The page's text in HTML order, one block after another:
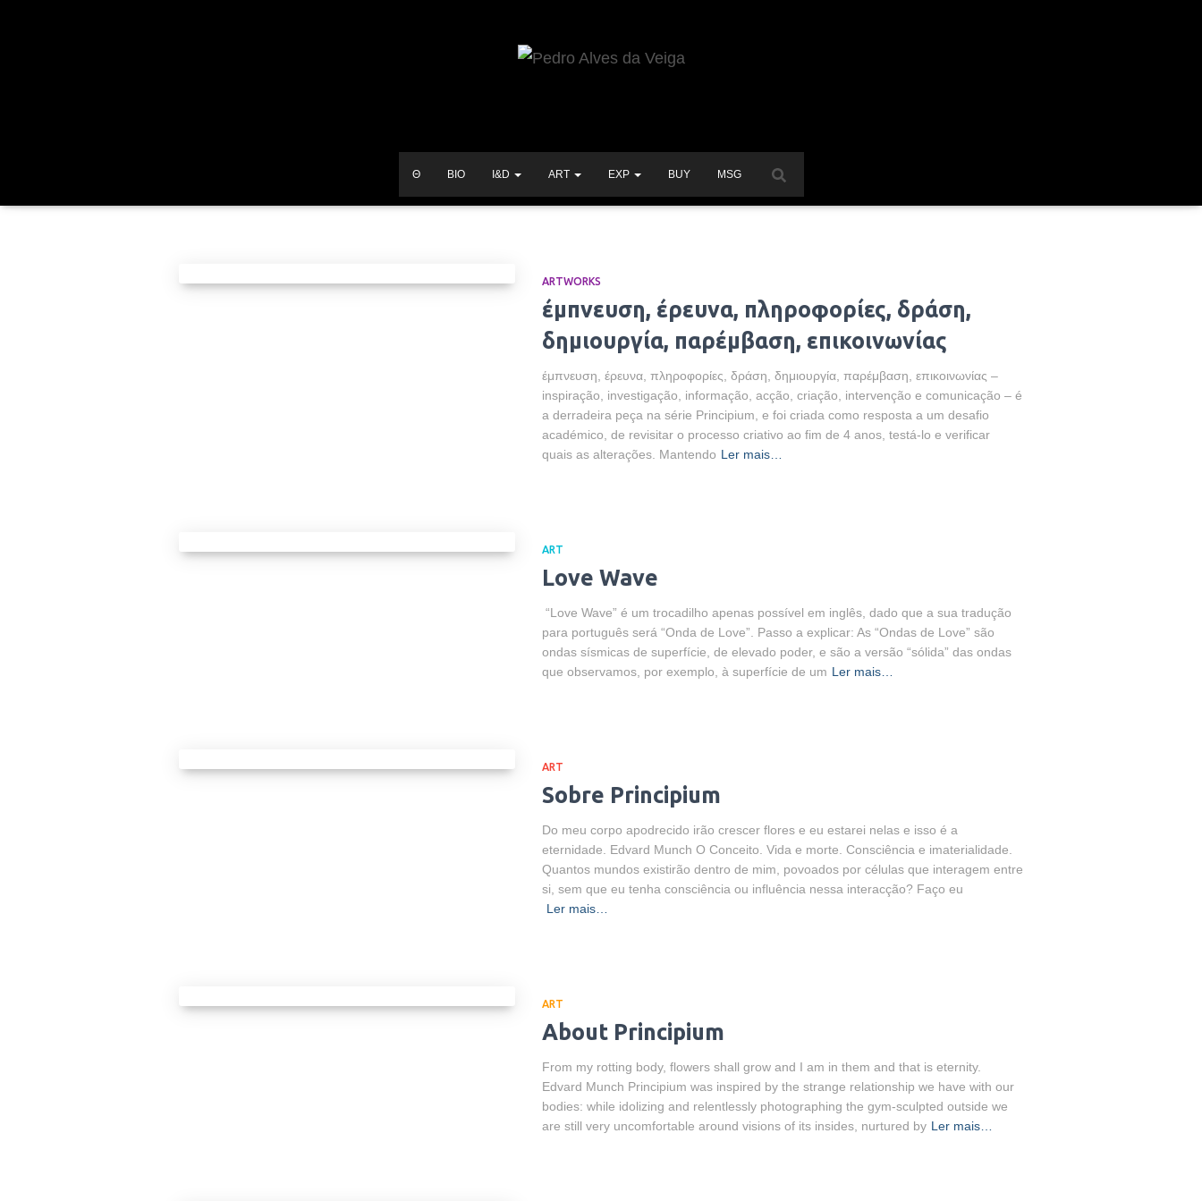
Θ BIO I&D ART EXP BUY MSG
ARTWORKS
έμπνευση, έρευνα, πληροφορίες, δράση,
δημιουργία, παρέμβαση, επικοινωνίας
έμπνευση, έρευνα, πληροφορίες, δράση, δημιουργία, παρέμβαση, επικοινωνίας –
inspiração, investigação, informação, acção, criação, intervenção e comunicação – é
a derradeira peça na série Principium, e foi criada como resposta a um desafio
académico, de revisitar o processo criativo ao fim de 4 anos, testá-lo e verificar
quais as alterações. Mantendo Ler mais…
ART
Love Wave
“Love Wave” é um trocadilho apenas possível em inglês, dado que a sua tradução
para português será “Onda de Love”. Passo a explicar: As “Ondas de Love” são
ondas sísmicas de superfície, de elevado poder, e são a versão “sólida” das ondas
que observamos, por exemplo, à superfície de um Ler mais…
ART
Sobre Principium
Do meu corpo apodrecido irão crescer flores e eu estarei nelas e isso é a
eternidade. Edvard Munch O Conceito. Vida e morte. Consciência e imaterialidade.
Quantos mundos existirão dentro de mim, povoados por células que interagem entre
si, sem que eu tenha consciência ou influência nessa interacção? Faço eu
Ler mais…
ART
About Principium
From my rotting body, flowers shall grow and I am in them and that is eternity.
Edvard Munch Principium was inspired by the strange relationship we have with our
bodies: while idolizing and relentlessly photographing the gym-sculpted outside we
are still very uncomfortable around visions of its insides, nurtured by Ler mais…